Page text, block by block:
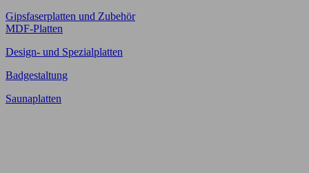
Gipsfaserplatten und Zubehör
MDF-Platten
Design- und Spezialplatten
Badgestaltung
Saunaplatten